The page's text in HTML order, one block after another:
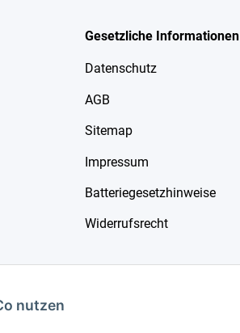
Gesetzliche Informationen
Datenschutz
AGB
Sitemap
Impressum
Batteriegesetzhinweise
Widerrufsrecht
nutzen